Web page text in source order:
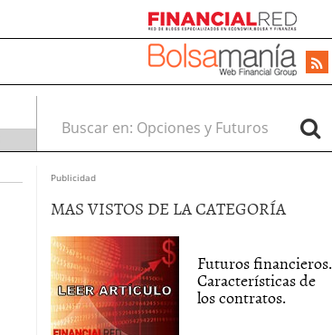
Buscar en:
Publicidad
MAS VISTOS DE LA CATEGORÍA
Futuros financieros.
Características de
los contratos.